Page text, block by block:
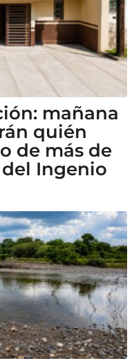
mañana
quién
de más de
Ingenio